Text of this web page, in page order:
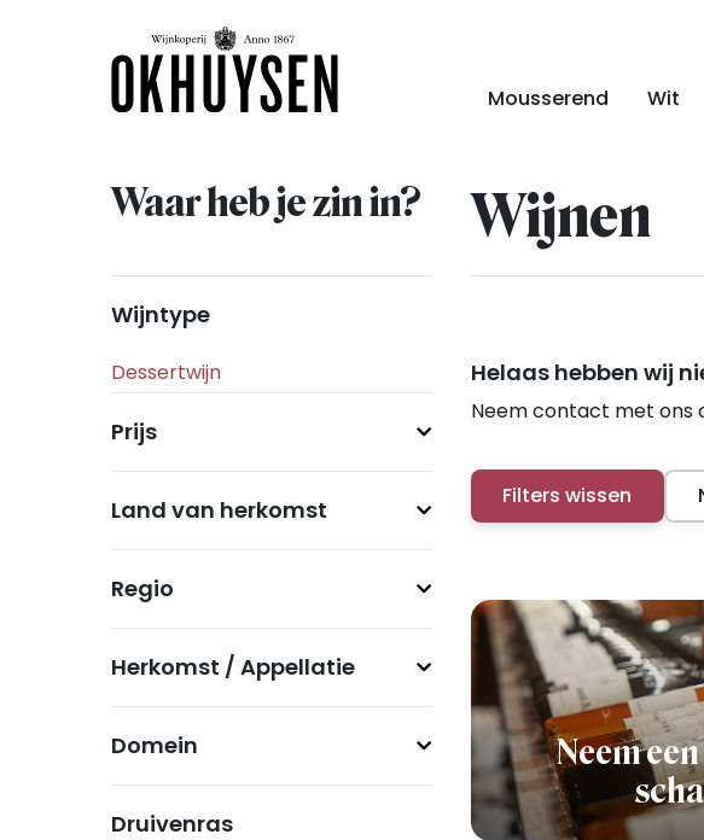
Mousserend Wit
Waar heb je zin in? Wijnen
Wijntype
Prijs
Land van herkomst
Regio
Herkomst / Appellatie
Domein
Druivenras
Helaas hebben wij
Neem contact met ons
Filters wissen
Neem